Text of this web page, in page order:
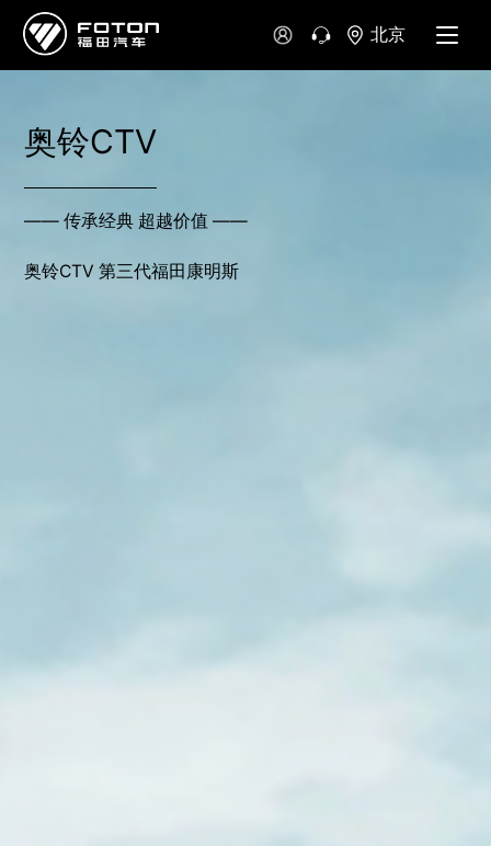
北京
奥铃CTV
—— 传承经典 超越价值 ——
奥铃CTV 第三代福田康明斯